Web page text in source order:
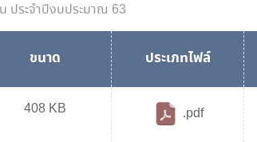
ประจำปีงบประมาณ 63
ขนาด ประเภทไฟล์
408 KB .pdf